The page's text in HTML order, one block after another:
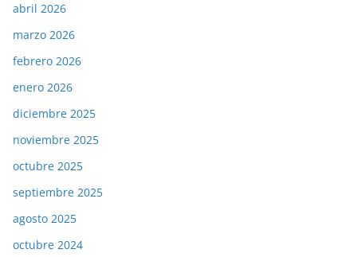
abril 2026
marzo 2026
febrero 2026
enero 2026
diciembre 2025
noviembre 2025
octubre 2025
septiembre 2025
agosto 2025
octubre 2024